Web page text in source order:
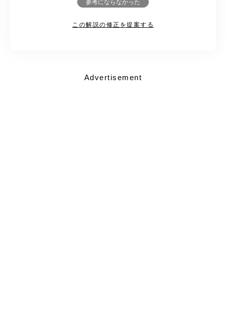
参考にならなかった
この解説の修正を提案する
Advertisement